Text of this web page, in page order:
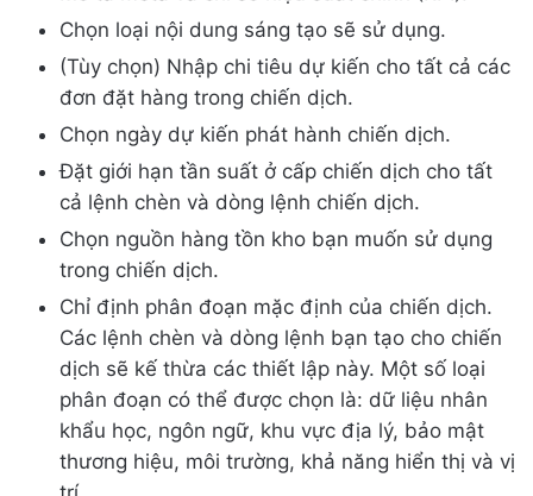
Chọn loại nội dung sáng tạo sẽ sử dụng.
(Tùy chọn) Nhập chi tiêu dự kiến cho tất cả các
đơn đặt hàng trong chiến dịch.
Chọn ngày dự kiến phát hành chiến dịch.
Đặt giới hạn tần suất ở cấp chiến dịch cho tất
cả lệnh chèn và dòng lệnh chiến dịch.
Chọn nguồn hàng tồn kho bạn muốn sử dụng
trong chiến dịch.
Chỉ định phân đoạn mặc định của chiến dịch.
Các lệnh chèn và dòng lệnh bạn tạo cho chiến
dịch sẽ kế thừa các thiết lập này. Một số loại
phân đoạn có thể được chọn là: dữ liệu nhân
khẩu học, ngôn ngữ, khu vực địa lý, bảo mật
thương hiệu, môi trường, khả năng hiển thị và vị